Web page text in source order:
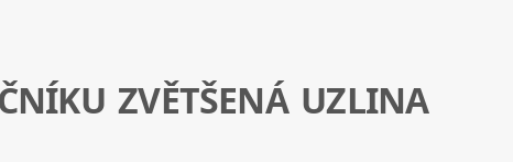
ZVĚTŠENÁ UZLINA